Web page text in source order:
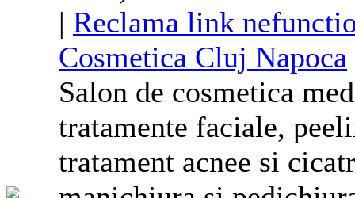
| Reclama link
Cosmetica Cluj Napoca
Salon de cosmetica
tratamente faciale,
tratament acnee si